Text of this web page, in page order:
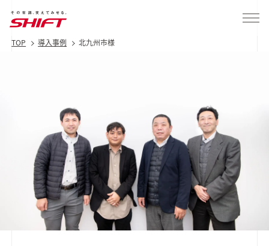
TOP 導入事例 北九州市様